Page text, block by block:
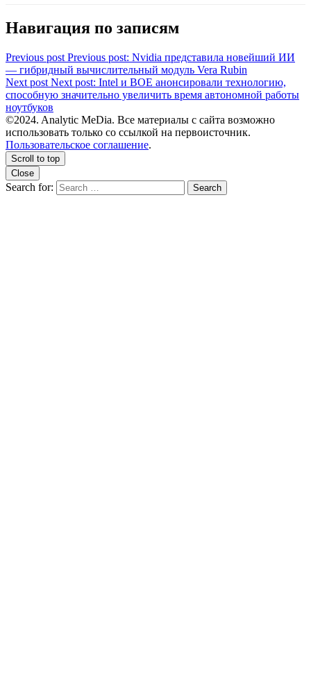
Навигация по записям
Previous post Previous post: Nvidia представила новейший ИИ
— гибридный вычислительный модуль Vera Rubin
Next post Next post: Intel и BOE анонсировали технологию,
способную значительно увеличить время автономной работы
ноутбуков
©2024. Analytic MeDia. Все материалы с сайта возможно
использовать только со ссылкой на первоисточник.
Пользовательское соглашение.
Scroll to top
Close
Search for: Search